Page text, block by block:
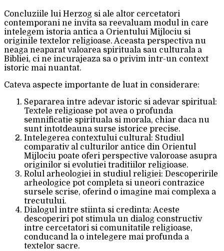
Concluziile lui Herzog si ale altor cercetatori
contemporani ne invita sa reevaluam modul in care
intelegem istoria antica a Orientului Mijlociu si
originile textelor religioase. Aceasta perspectiva nu
neaga neaparat valoarea spirituala sau culturala a
Bibliei, ci ne incurajeaza sa o privim intr-un context
istoric mai nuantat.
Cateva aspecte importante de luat in considerare:
Separarea intre adevar istoric si adevar spiritual:
Textele religioase pot avea o profunda
semnificatie spirituala si morala, chiar daca nu
sunt intotdeauna surse istorice precise.
Intelegerea contextului cultural: Studiul
comparativ al culturilor antice din Orientul
Mijlociu poate oferi perspective valoroase asupra
originilor si evolutiei traditiilor religioase.
Rolul arheologiei in studiul religiei: Descoperirile
arheologice pot completa si uneori contrazice
sursele scrise, oferind o imagine mai complexa a
trecutului.
Dialogul intre stiinta si credinta: Aceste
descoperiri pot stimula un dialog constructiv
intre cercetatori si comunitatile religioase,
conducand la o intelegere mai profunda a
textelor sacre.